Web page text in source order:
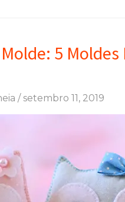
5 Moldes
/setembro 11, 2019